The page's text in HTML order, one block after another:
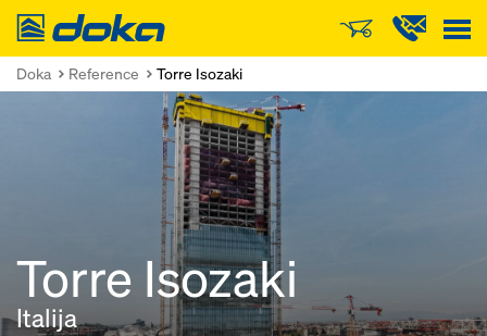
Doka
Doka Reference Torre Isozaki
Torre Isozaki
Italija